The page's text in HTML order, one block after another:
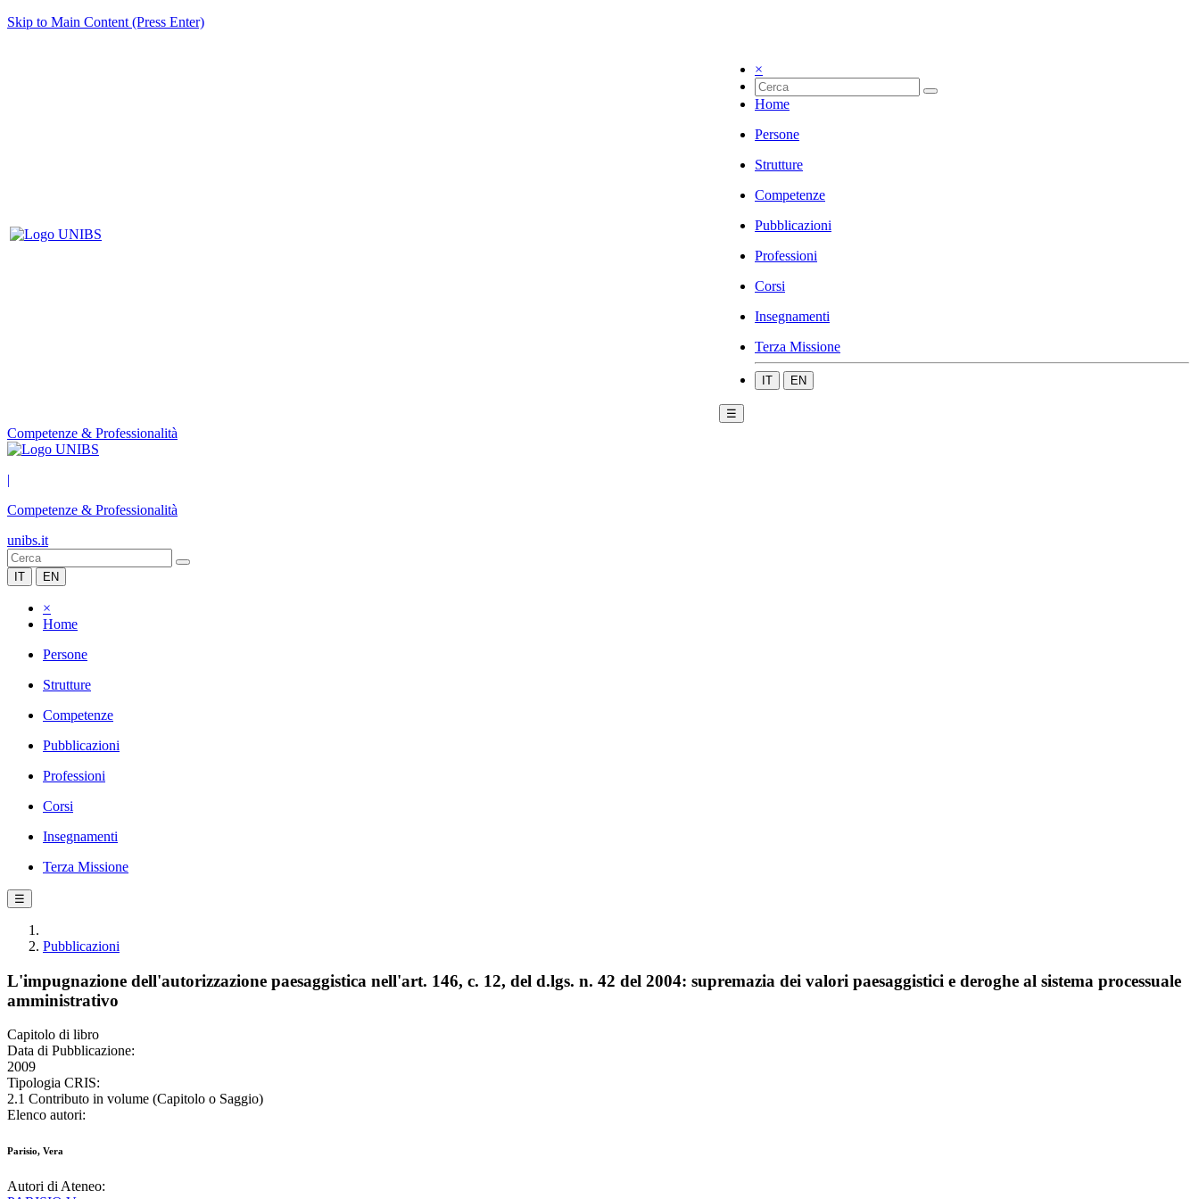
Skip to Main Content (Press Enter)
×
Home
Persone
Strutture
Competenze
Pubblicazioni
Professioni
Corsi
Insegnamenti
Terza Missione
IT EN
☰
Competenze & Professionalità
|
Competenze & Professionalità
unibs.it
IT EN
×
Home
Persone
Strutture
Competenze
Pubblicazioni
Professioni
Corsi
Insegnamenti
Terza Missione
☰
Pubblicazioni
L'impugnazione dell'autorizzazione paesaggistica nell'art. 146, c. 12, del d.lgs. n. 42 del 2004: supremazia dei valori paesaggistici e deroghe al sistema processuale
amministrativo
Capitolo di libro
Data di Pubblicazione:
2009
Tipologia CRIS:
2.1 Contributo in volume (Capitolo o Saggio)
Elenco autori:
Parisio, Vera
Autori di Ateneo: